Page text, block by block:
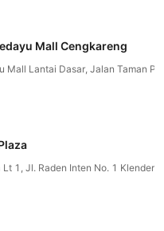
Mall Cengkareng
Mall Lantai Dasar, Jalan Taman
1, Jl. Raden Inten No. 1